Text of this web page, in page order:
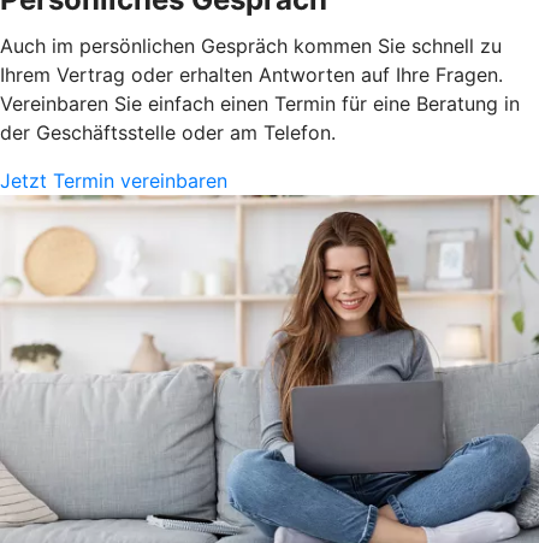
Auch im persönlichen Gespräch kommen Sie schnell zu
Ihrem Vertrag oder erhalten Antworten auf Ihre Fragen.
Vereinbaren Sie einfach einen Termin für eine Beratung in
der Geschäftsstelle oder am Telefon.
Jetzt Termin vereinbaren